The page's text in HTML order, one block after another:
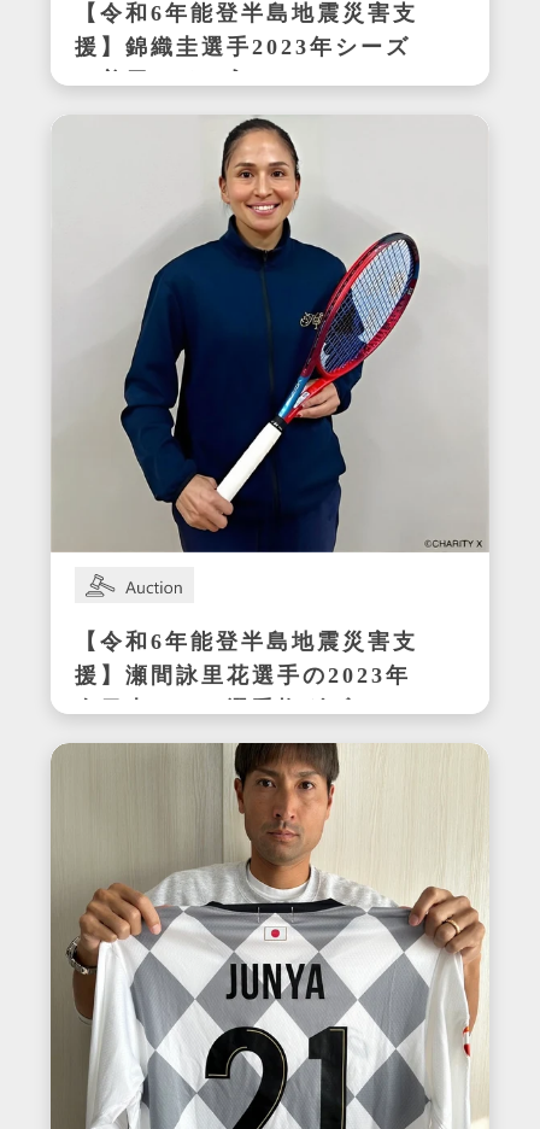
【令和6年能登半島地震災害支
援】錦織圭選手2023年シーズ
ン着用サイン入りテニスシュ
ーズ
【令和6年能登半島地震災害支
援】瀬間詠里花選手の2023年
全日本テニス選手権ダブルス
優勝時サイン入りラケット